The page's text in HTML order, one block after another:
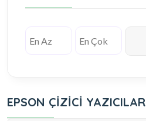
EPSON ÇİZİCİ YAZICILAR